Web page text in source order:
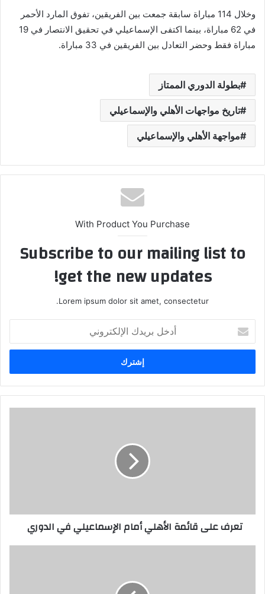
وخلال 114 مباراة سابقة جمعت بين الفريقين، تفوق المارد الأحمر
في 62 مباراة، بينما اكتفى الإسماعيلي في تحقيق الانتصار في 19
مباراة فقط وحضر التعادل بين الفريقين في 33 مباراة.
بطولة الدوري الممتاز
تاريخ مواجهات الأهلي والإسماعيلي
مواجهة الأهلي والإسماعيلي
With Product You Purchase
Subscribe to our mailing list to
get the new updates!
Lorem ipsum dolor sit amet, consectetur.
بريدك
الإلكتروني
تعرف على قائمة الأهلي أمام الإسماعيلي في الدوري